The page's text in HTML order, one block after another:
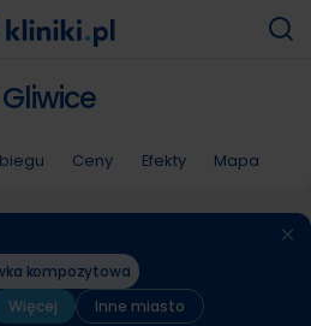
Ceny Efekty Mapa
kompozytowa
Więcej Inne miasto